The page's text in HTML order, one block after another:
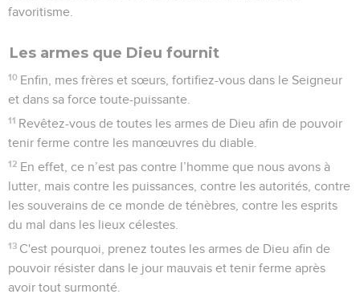
favoritisme.
Les armes que Dieu fournit
10 Enfin, mes frères et sœurs, fortifiez-vous dans le Seigneur
et dans sa force toute-puissante.
11 Revêtez-vous de toutes les armes de Dieu afin de pouvoir
tenir ferme contre les manœuvres du diable.
12 En effet, ce n’est pas contre l’homme que nous avons à
lutter, mais contre les puissances, contre les autorités, contre
les souverains de ce monde de ténèbres, contre les esprits
du mal dans les lieux célestes.
13 C'est pourquoi, prenez toutes les armes de Dieu afin de
pouvoir résister dans le jour mauvais et tenir ferme après
avoir tout surmonté.